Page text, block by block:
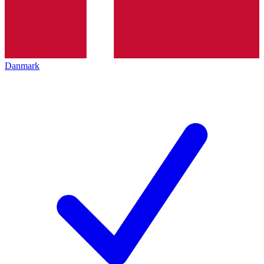
Danmark